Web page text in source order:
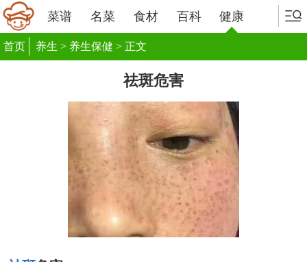
菜谱 名菜 食材 百科 健康
首页 养生 > 养生保健 > 正文
祛斑危害